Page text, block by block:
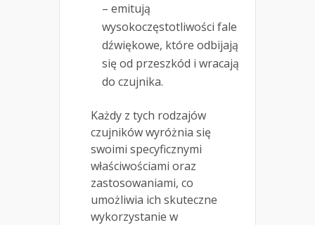
– emitują
wysokoczęstotliwości fale
dźwiękowe, które odbijają
się od przeszkód i wracają
do czujnika.
Każdy z tych rodzajów
czujników wyróżnia się
swoimi specyficznymi
właściwościami oraz
zastosowaniami, co
umożliwia ich skuteczne
wykorzystanie w